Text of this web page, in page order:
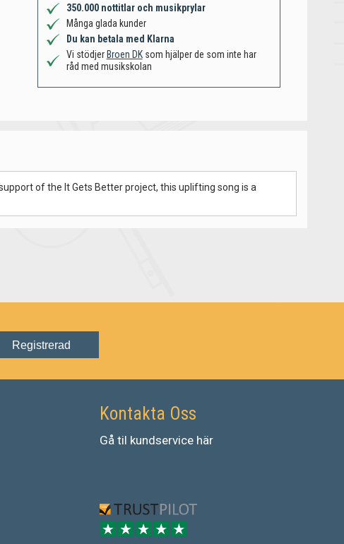
350.000 nottitlar och musikprylar
Många glada kunder
Du kan betala med Klarna
Vi stödjer Broen DKsom hjälper de som inte har
råd med musikskolan
of the It Gets Better project, this uplifting song is a
Registrerad
Kontakta Oss
Gå til kundservice här